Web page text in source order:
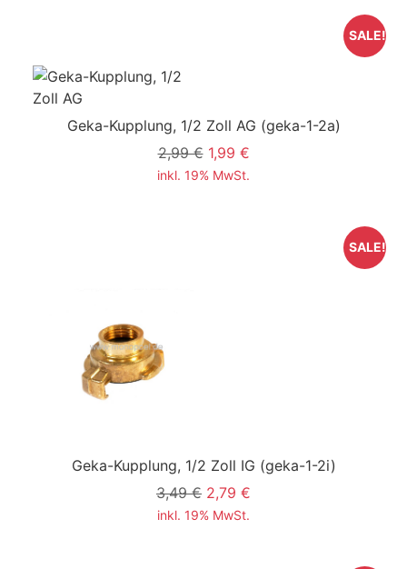
Geka-Kupplung, 1/2 Zoll AG (geka-1-2a)
2,99 € 1,99 €
inkl. 19% MwSt.
SALE!
Geka-Kupplung, 1/2 Zoll IG (geka-1-2i)
3,49 € 2,79 €
inkl. 19% MwSt.
SALE!